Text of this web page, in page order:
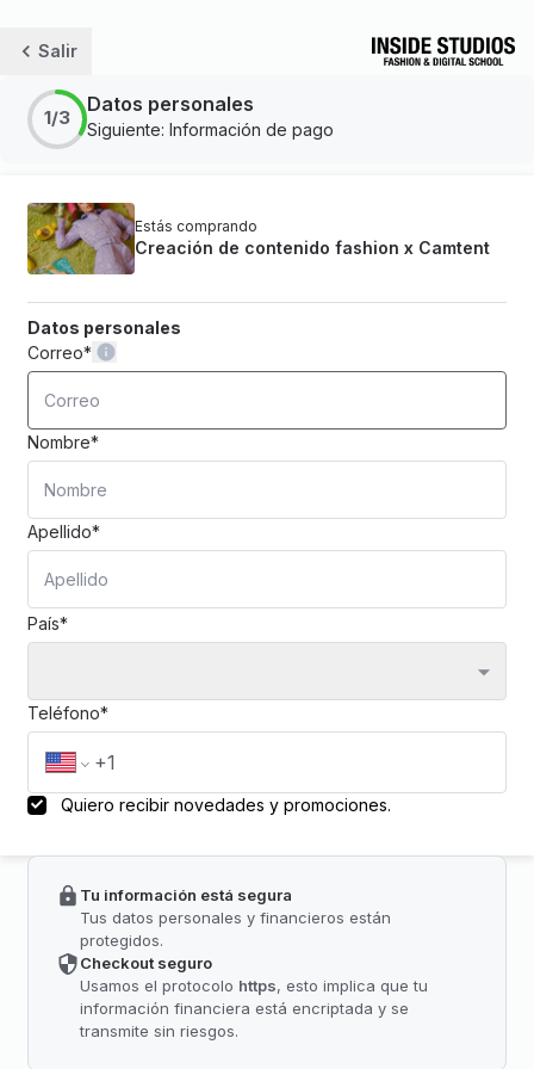
Salir
1/3
Datos personales
Siguiente: Información de pago
Estás comprando
Creación de contenido fashion x Camtent
Datos personales
Correo*
Nombre*
Apellido*
País*
Teléfono*
Quiero recibir novedades y promociones.
Tu información está segura
Tus datos personales y financieros están
protegidos.
Checkout seguro
Usamos el protocolo https, esto implica que tu
información financiera está encriptada y se
transmite sin riesgos.